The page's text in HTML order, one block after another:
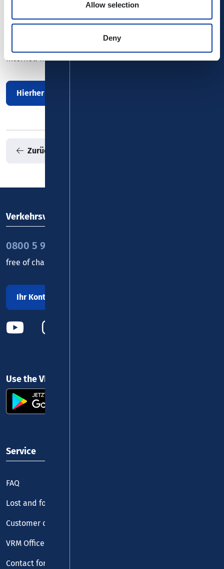
Allow selection
Deny
Telefon: 0261 - 42 302
Internet:https://www.cafehahn.de
Hierher mit Bus/Bahn
Zurück zur Übersicht
Verkehrsverbund Rhein-Mosel GmbH
0800 5 986 986
free of charge daily 8 - 20 h
Ihr Kontakt zu uns
Use the VRM app and get started
Service
FAQ
Lost and found
Customer centre
VRM Office
Contact form